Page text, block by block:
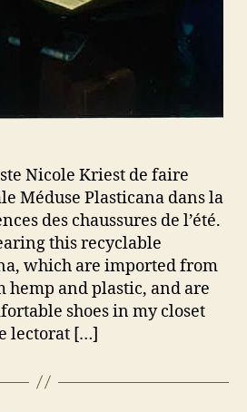
Nicole Kriest de faire
Méduse Plasticana dans la
des chaussures de l’été.
this recyclable
which are imported from
hemp and plastic, and are
shoes in my closet
lectorat […]